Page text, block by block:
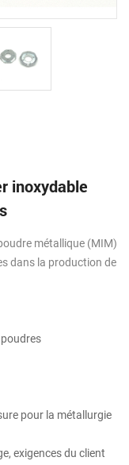
inoxydable
métallique (MIM)
dans la production de
pour la métallurgie
exigences du client